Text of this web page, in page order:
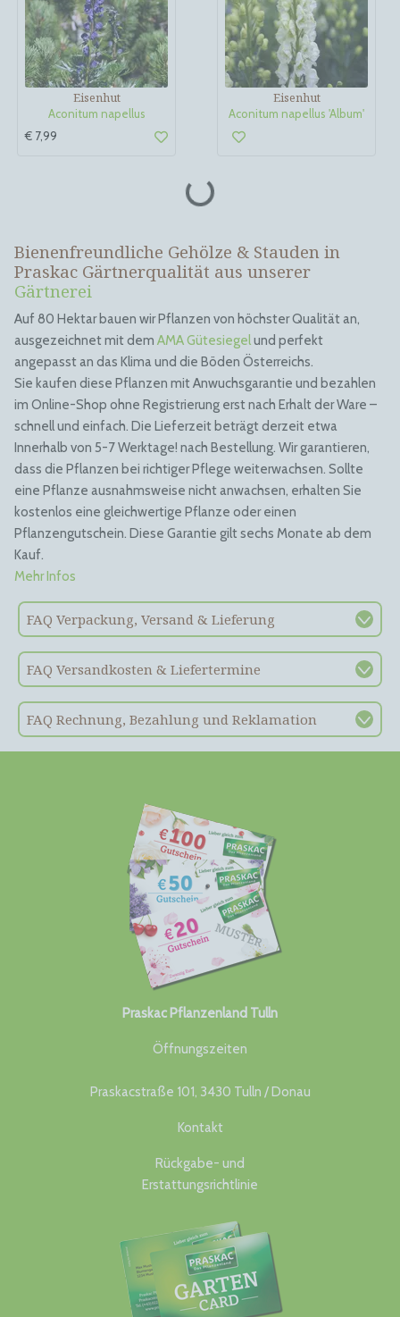
Eisenhut
Aconitum napellus
€ 7,99
Eisenhut
Aconitum napellus 'Album'
Bienenfreundliche Gehölze & Stauden in
Praskac Gärtnerqualität aus unserer
Gärtnerei
Auf 80 Hektar bauen wir Pflanzen von höchster Qualität an,
ausgezeichnet mit dem AMA Gütesiegelund perfekt
angepasst an das Klima und die Böden Österreichs.
Sie kaufen diese Pflanzen mit Anwuchsgarantie und bezahlen
im Online-Shop ohne Registrierung erst nach Erhalt der Ware –
schnell und einfach. Die Lieferzeit beträgt derzeit etwa
Innerhalb von 5-7 Werktage! nach Bestellung. Wir garantieren,
dass die Pflanzen bei richtiger Pflege weiterwachsen. Sollte
eine Pflanze ausnahmsweise nicht anwachsen, erhalten Sie
kostenlos eine gleichwertige Pflanze oder einen
Pflanzengutschein. Diese Garantie gilt sechs Monate ab dem
Kauf.
Mehr Infos
FAQ Verpackung, Versand & Lieferung
FAQ Versandkosten & Liefertermine
FAQ Rechnung, Bezahlung und Reklamation
Praskac Pflanzenland Tulln
Öffnungszeiten
Praskacstraße 101, 3430 Tulln / Donau
Kontakt
Rückgabe- und
Erstattungsrichtlinie